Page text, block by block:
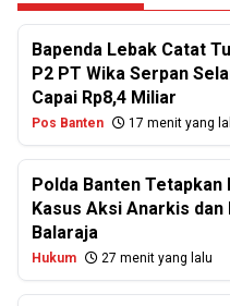
Bapenda Lebak Catat
P2 PT Wika Serpan
Capai Rp8,4 Miliar
Pos Banten 17 menit yang
Polda Banten Tetapkan
Kasus Aksi Anarkis
Balaraja
Hukum 27 menit yang lalu